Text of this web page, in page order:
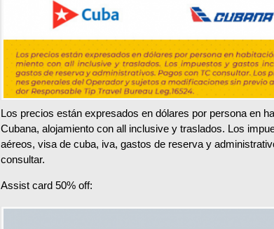
Los precios están expresados en dólares por persona en
Cubana, alojamiento con all inclusive y traslados. Los
aéreos, visa de cuba, iva, gastos de reserva y
consultar.
Assist card 50% off: